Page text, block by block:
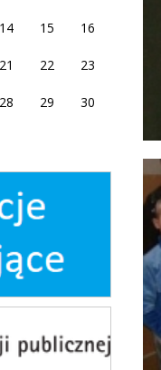
14 15 16
21 22 23
28 29 30